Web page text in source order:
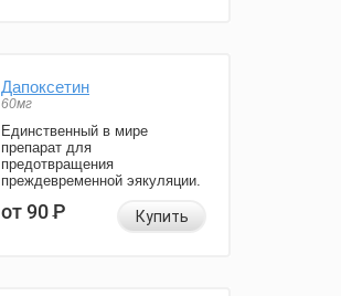
Дапоксетин
60мг
Единственный в мире
препарат для
предотвращения
преждевременной эякуляции.
от 90Р Купить